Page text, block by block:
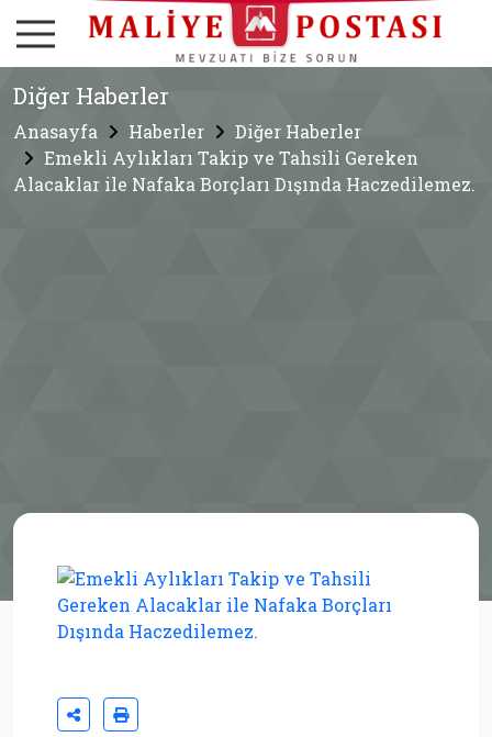
Diğer Haberler
Anasayfa Haberler
Diğer Haberler
Emekli Aylıkları Takip ve Tahsili Gereken
Alacaklar ile Nafaka Borçları Dışında Haczedilemez.